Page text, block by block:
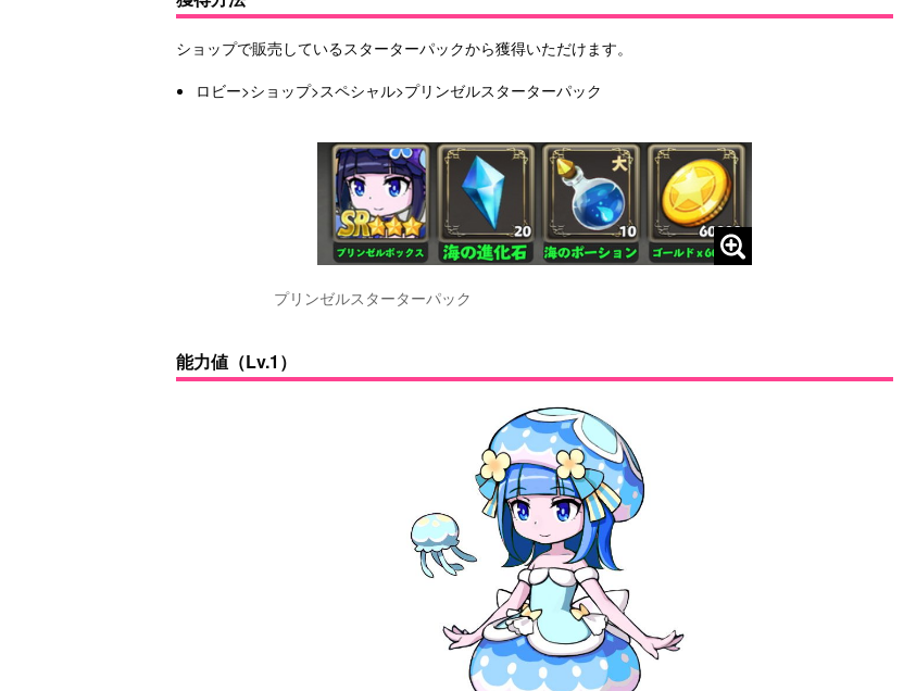
ショップで販売しているスターターパックから獲得いただけます。
ロビー>ショップ>スペシャル>プリンゼルスターターパック
プリンゼルスターターパック
能力値（Lv.1）